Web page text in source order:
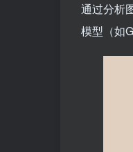
通过分析
模型（如